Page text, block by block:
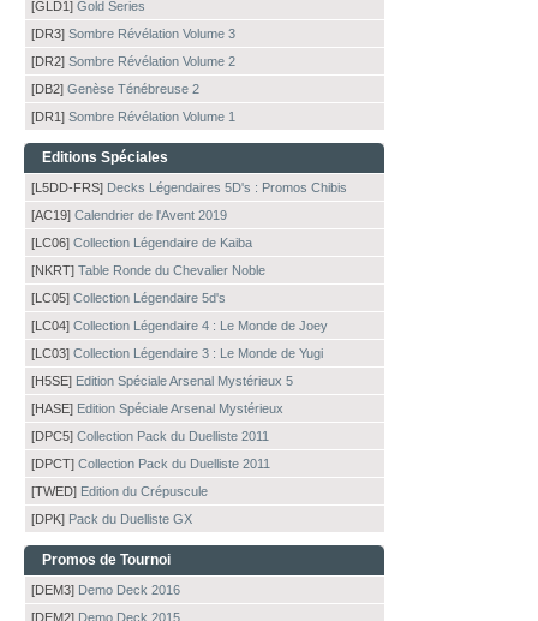
[GLD1] Gold Series
[DR3] Sombre Révélation Volume 3
[DR2] Sombre Révélation Volume 2
[DB2] Genèse Ténébreuse 2
[DR1] Sombre Révélation Volume 1
Editions Spéciales
[L5DD-FRS] Decks Légendaires 5D's : Promos Chibis
[AC19] Calendrier de l'Avent 2019
[LC06] Collection Légendaire de Kaiba
[NKRT] Table Ronde du Chevalier Noble
[LC05] Collection Légendaire 5d's
[LC04] Collection Légendaire 4 : Le Monde de Joey
[LC03] Collection Légendaire 3 : Le Monde de Yugi
[H5SE] Edition Spéciale Arsenal Mystérieux 5
[HASE] Edition Spéciale Arsenal Mystérieux
[DPC5] Collection Pack du Duelliste 2011
[DPCT] Collection Pack du Duelliste 2011
[TWED] Edition du Crépuscule
[DPK] Pack du Duelliste GX
Promos de Tournoi
[DEM3] Demo Deck 2016
[DEM2] Demo Deck 2015